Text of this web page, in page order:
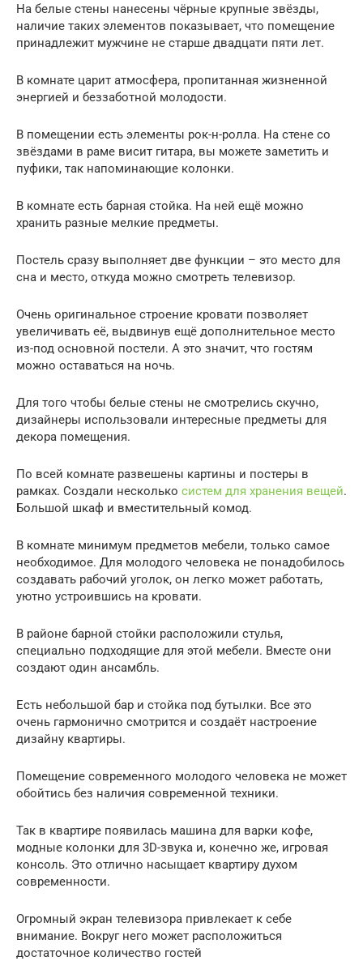
На белые стены нанесены чёрные крупные звёзды,
наличие таких элементов показывает, что помещение
принадлежит мужчине не старше двадцати пяти лет.
В комнате царит атмосфера, пропитанная жизненной
энергией и беззаботной молодости.
В помещении есть элементы рок-н-ролла. На стене со
звёздами в раме висит гитара, вы можете заметить и
пуфики, так напоминающие колонки.
В комнате есть барная стойка. На ней ещё можно
хранить разные мелкие предметы.
Постель сразу выполняет две функции – это место для
сна и место, откуда можно смотреть телевизор.
Очень оригинальное строение кровати позволяет
увеличивать её, выдвинув ещё дополнительное место
из-под основной постели. А это значит, что гостям
можно оставаться на ночь.
Для того чтобы белые стены не смотрелись скучно,
дизайнеры использовали интересные предметы для
декора помещения.
По всей комнате развешены картины и постеры в
рамках. Создали несколько систем для хранения вещей.
Большой шкаф и вместительный комод.
В комнате минимум предметов мебели, только самое
необходимое. Для молодого человека не понадобилось
создавать рабочий уголок, он легко может работать,
уютно устроившись на кровати.
В районе барной стойки расположили стулья,
специально подходящие для этой мебели. Вместе они
создают один ансамбль.
Есть небольшой бар и стойка под бутылки. Все это
очень гармонично смотрится и создаёт настроение
дизайну квартиры.
Помещение современного молодого человека не может
обойтись без наличия современной техники.
Так в квартире появилась машина для варки кофе,
модные колонки для 3D-звука и, конечно же, игровая
консоль. Это отлично насыщает квартиру духом
современности.
Огромный экран телевизора привлекает к себе
внимание. Вокруг него может расположиться
достаточное количество гостей